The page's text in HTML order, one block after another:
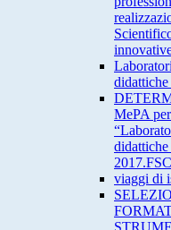
MePA
viaggi di